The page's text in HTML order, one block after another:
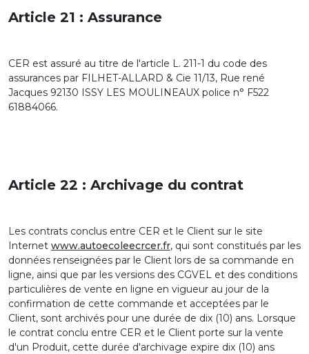
Article 21 : Assurance
CER est assuré au titre de l'article L. 211-1 du code des
assurances par FILHET-ALLARD & Cie 11/13, Rue rené
Jacques 92130 ISSY LES MOULINEAUX police n° F522
61884066.
Article 22 : Archivage du contrat
Les contrats conclus entre CER et le Client sur le site
Internet www.autoecoleecrcer.fr, qui sont constitués par les
données renseignées par le Client lors de sa commande en
ligne, ainsi que par les versions des CGVEL et des conditions
particulières de vente en ligne en vigueur au jour de la
confirmation de cette commande et acceptées par le
Client, sont archivés pour une durée de dix (10) ans. Lorsque
le contrat conclu entre CER et le Client porte sur la vente
d'un Produit, cette durée d'archivage expire dix (10) ans